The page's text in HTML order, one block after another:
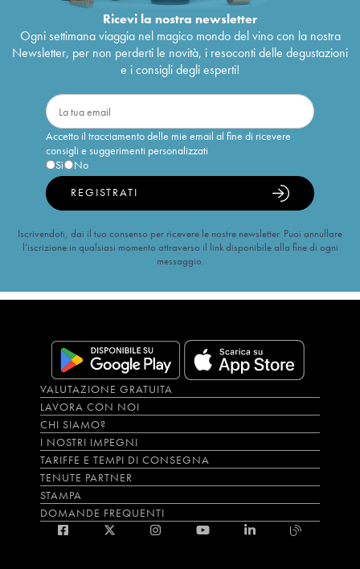
Ricevi la nostra newsletter
Ogni settimana viaggia nel magico mondo del vino con la nostra
Newsletter, per non perderti le novità, i resoconti delle degustazioni
e i consigli degli esperti!
Accetto il tracciamento delle mie email al fine di ricevere
consigli e suggerimenti personalizzati
Sì
No
REGISTRATI
Iscrivendoti, dai il tuo consenso per ricevere le nostre newsletter. Puoi annullare
l’iscrizione in qualsiasi momento attraverso il link disponibile alla fine di ogni
messaggio.
VALUTAZIONE GRATUITA
LAVORA CON NOI
CHI SIAMO?
I NOSTRI IMPEGNI
TARIFFE E TEMPI DI CONSEGNA
TENUTE PARTNER
STAMPA
DOMANDE FREQUENTI